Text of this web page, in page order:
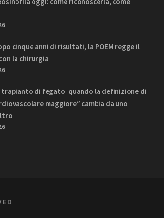
cinque anni di risultati, la POEM regge il
la chirurgia
trapianto di fegato: quando la definizione di
maggiore” cambia da uno